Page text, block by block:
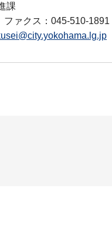
課
ファクス：045-510-1891